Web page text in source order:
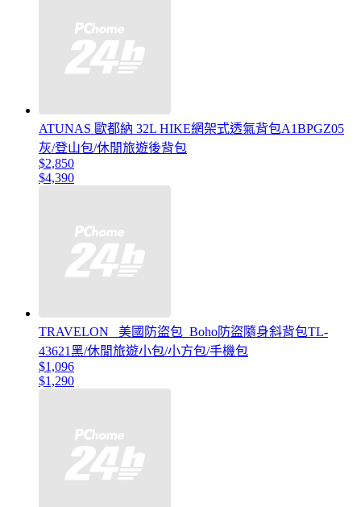
ATUNAS 歐都納 32L HIKE網架式透氣背包A1BPGZ05
灰/登山包/休閒旅遊後背包
$2,850
$4,390
TRAVELON _美國防盜包_Boho防盜隨身斜背包TL-
43621黑/休閒旅遊小包/小方包/手機包
$1,096
$1,290